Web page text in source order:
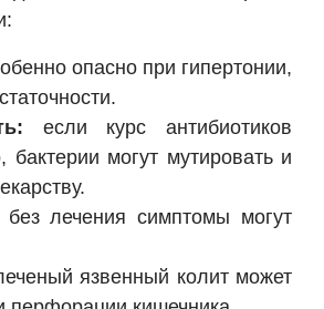
опасно при гипертонии,
если курс антибиотиков
могут мутировать и
без лечения симптомы могут
язвенный колит может